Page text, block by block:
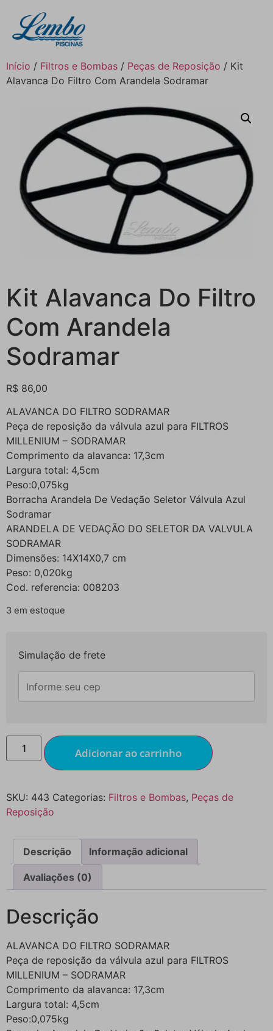
Início / Filtros e Bombas / Peças de Reposição / Kit
Alavanca Do Filtro Com Arandela Sodramar
Kit Alavanca Do Filtro
Com Arandela
Sodramar
R$ 86,00
ALAVANCA DO FILTRO SODRAMAR
Peça de reposição da válvula azul para FILTROS
MILLENIUM – SODRAMAR
Comprimento da alavanca: 17,3cm
Largura total: 4,5cm
Peso:0,075kg
Borracha Arandela De Vedação Seletor Válvula Azul
Sodramar
ARANDELA DE VEDAÇÃO DO SELETOR DA VALVULA
SODRAMAR
Dimensões: 14X14X0,7 cm
Peso: 0,020kg
Cod. referencia: 008203
3 em estoque
Simulação de frete
Adicionar ao carrinho
SKU: 443 Categorias: Filtros e Bombas, Peças de
Reposição
Descrição Informação adicional
Avaliações (0)
Descrição
ALAVANCA DO FILTRO SODRAMAR
Peça de reposição da válvula azul para FILTROS
MILLENIUM – SODRAMAR
Comprimento da alavanca: 17,3cm
Largura total: 4,5cm
Peso:0,075kg